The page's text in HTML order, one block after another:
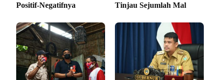
Positif-Negatifnya
Tinjau Sejumlah Mal